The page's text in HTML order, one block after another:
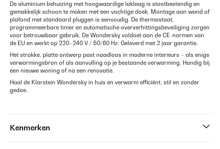
De aluminium behuizing met hoogwaardige laklaag is stootbestendig en
gemakkelijk schoon te maken met een vochtige doek. Montage aan wand of
plafond met standaard pluggen is eenvoudig. De thermostaat,
programmeerbare timer en automatische oververhittingsbeveiliging zorgen
voor betrouwbaar gebruik. De Wondersky voldoet aan de CE-normen van
de EU en werkt op 220–240 V / 50/60 Hz. Geleverd met 2 jaar garantie.
Het strakke, platte ontwerp past naadloos in moderne interieurs – als enige
verwarmingsbron of als aanvulling op je bestaande verwarming. Handig bij
een nieuwe woning of na een renovatie.
Haal de Klarstein Wondersky in huis en verwarm efficiënt, stil en zonder
gedoe.
Kenmerken